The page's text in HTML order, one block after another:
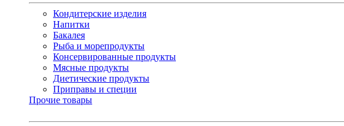
Кондитерские изделия
Напитки
Бакалея
Рыба и морепродукты
Консервированные продукты
Мясные продукты
Диетические продукты
Приправы и специи
Прочие товары